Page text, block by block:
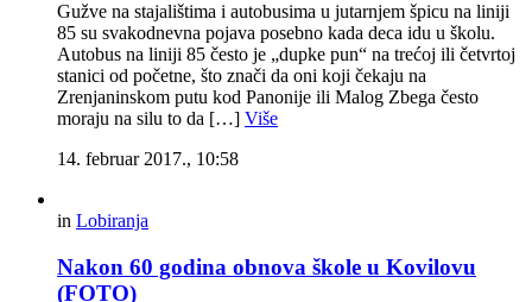
Gužve na stajalištima i autobusima u jutarnjem špicu na liniji
85 su svakodnevna pojava posebno kada deca idu u školu.
Autobus na liniji 85 često je „dupke pun“ na trećoj ili četvrtoj
stanici od početne, što znači da oni koji čekaju na
Zrenjaninskom putu kod Panonije ili Malog Zbega često
moraju na silu to da […] Više
14. februar 2017., 10:58
in Lobiranja
Nakon 60 godina obnova škole u Kovilovu
(FOTO)